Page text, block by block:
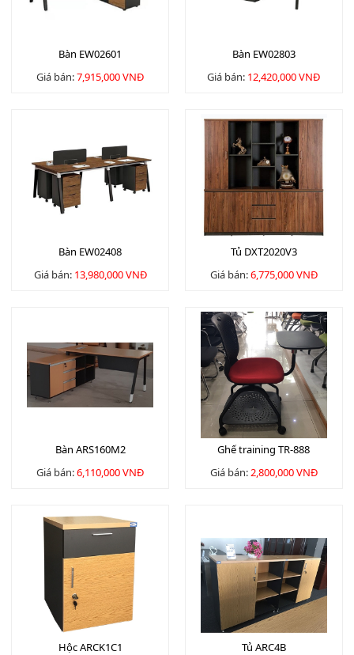
Bàn EW02601
Giá bán:7,915,000 VNĐ
Bàn EW02803
Giá bán: 12,420,000 VNĐ
Bàn EW02408
Giá bán: 13,980,000 VNĐ
Tủ DXT2020V3
Giá bán:6,775,000 VNĐ
Bàn ARS160M2
Giá bán:6,110,000 VNĐ
Ghế training TR-888
Giá bán:2,800,000 VNĐ
Hộc ARCK1C1
Tủ ARC4B